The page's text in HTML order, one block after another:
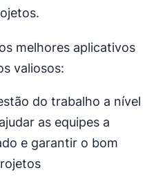
melhores aplicativos
valiosos:
do trabalho a nível
as equipes a
e garantir o bom